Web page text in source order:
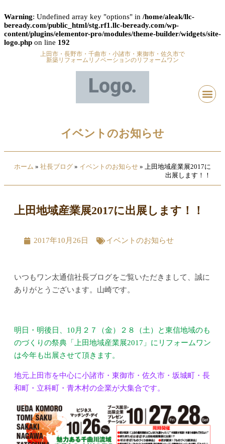
Warning: Undefined array key "options" in /home/aleak/llc-
beready.com/public_html/stg.rf1.llc-beready.com/wp-
content/plugins/elementor-pro/modules/theme-builder/widgets/site-
logo.php on line 192
上田市・長野市・千曲市・小諸市・東御市・佐久市で
新築リフォームリノベーションのリフォームワン
イベントのお知らせ
ホーム » 社長ブログ » イベントのお知らせ » 上田地域産業展2017に
出展します！！
上田地域産業展2017に出展します！！
2017年10月26日 イベントのお知らせ
いつもワン太通信社長ブログをご覧いただきまして、誠に
ありがとうございます。山崎です。
明日・明後日、10月２７（金）２８（土）と東信地域のも
のづくりの祭典「上田地域産業展2017」にリフォームワン
は今年も出展させて頂きます。
地元上田市を中心に小諸市・東御市・佐久市・坂城町・長
和町・立科町・青木村の企業が大集合です。